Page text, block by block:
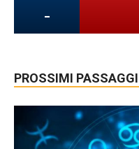
-
PROSSIMI PASSAGGI